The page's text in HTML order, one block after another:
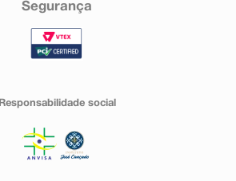
Segurança
Responsabilidade social